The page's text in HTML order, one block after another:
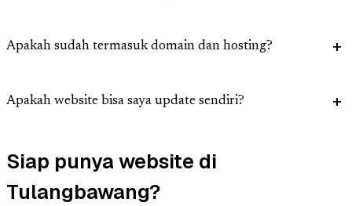
Apakah sudah termasuk domain dan hosting?
Apakah website bisa saya update sendiri?
Siap punya website di
Tulangbawang?